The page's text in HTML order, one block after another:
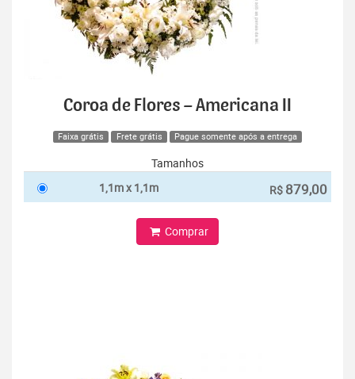
Coroa de Flores – Americana II
Faixa grátis Frete grátis Pague somente após a entrega
Tamanhos
1,1m x 1,1m
R$ 879,00
Comprar